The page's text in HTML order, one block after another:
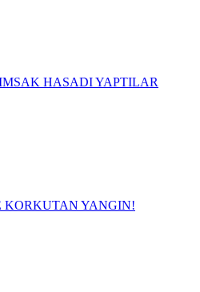
HASADI YAPTILAR
KORKUTAN YANGIN!